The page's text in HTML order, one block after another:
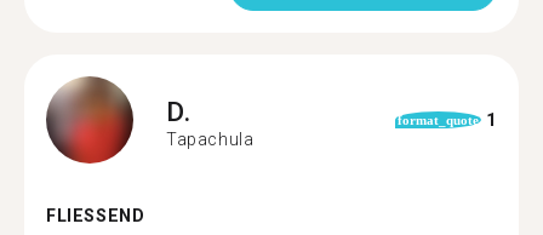
D.
Tapachula
format_quote 1
FLIESSEND